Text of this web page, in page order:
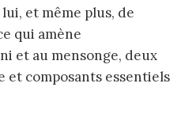
et même plus, de
qui amène
et au mensonge, deux
et composants essentiels